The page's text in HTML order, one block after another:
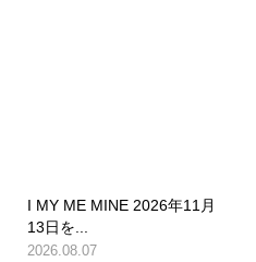
I MY ME MINE 2026年11月
13日を...
2026.08.07